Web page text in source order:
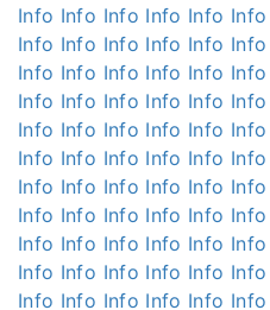
Info Info Info Info Info Info
Info Info Info Info Info Info
Info Info Info Info Info Info
Info Info Info Info Info Info
Info Info Info Info Info Info
Info Info Info Info Info Info
Info Info Info Info Info Info
Info Info Info Info Info Info
Info Info Info Info Info Info
Info Info Info Info Info Info
Info Info Info Info Info Info